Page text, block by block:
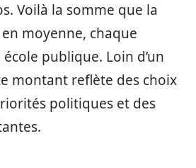
Voilà la somme que la
moyenne, chaque
publique. Loin d’un
montant reflète des choix
politiques et des